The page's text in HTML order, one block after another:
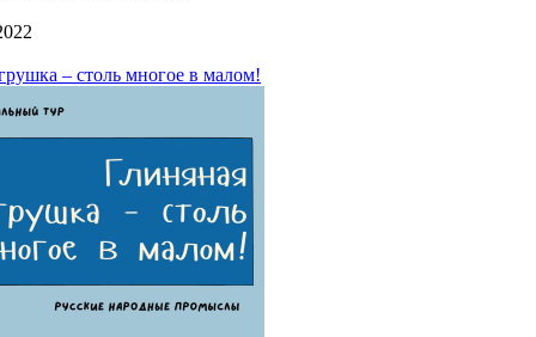
– столь многое в малом!